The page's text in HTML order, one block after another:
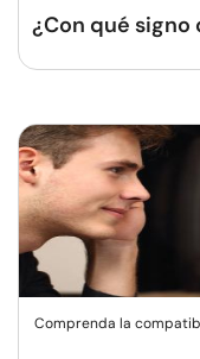
¿Con qué signo
Comprenda la